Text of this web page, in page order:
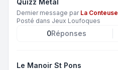
Quizz Metal
Dernier message par La Conteuse
Posté dans Jeux Loufoques
0Réponses
Le Manoir St Pons